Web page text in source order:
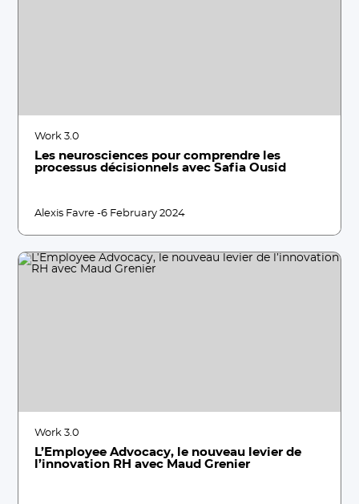
Work 3.0
Les neurosciences pour comprendre les
processus décisionnels avec Safia Ousid
Alexis Favre -6 February 2024
Work 3.0
L’Employee Advocacy, le nouveau levier de
l’innovation RH avec Maud Grenier